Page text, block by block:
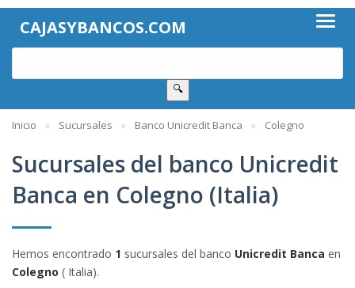
CAJASYBANCOS.COM
🔍
Inicio Sucursales Banco Unicredit Banca Colegno
Sucursales del banco Unicredit
Banca en Colegno (Italia)
Hemos encontrado 1 sucursales del banco Unicredit Banca en
Colegno ( Italia).